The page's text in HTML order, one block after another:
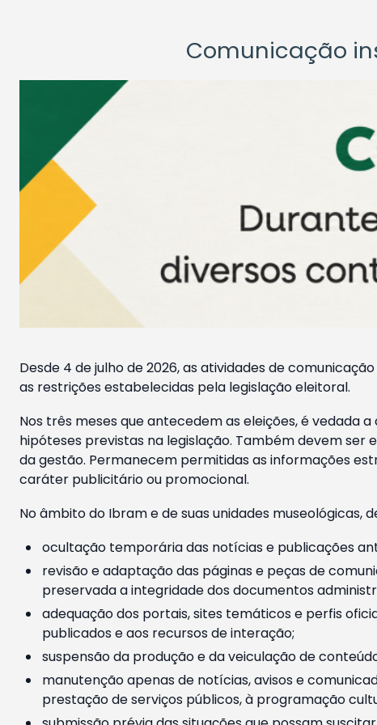
Comunicação
Desde 4 de julho de 2026, as atividades de
as restrições estabelecidas pela legislação eleitoral.
Nos três meses que antecedem as eleições, é vedada
hipóteses previstas na legislação. Também devem
da gestão. Permanecem permitidas as informações
caráter publicitário ou promocional.
No âmbito do Ibram e de suas unidades museológicas,
ocultação temporária das notícias e publicações
revisão e adaptação das páginas e peças de
preservada a integridade dos documentos
adequação dos portais, sites temáticos e perfis
publicados e aos recursos de interação;
suspensão da produção e da veiculação de
manutenção apenas de notícias, avisos e
prestação de serviços públicos, à programação